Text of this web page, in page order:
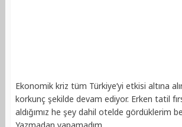
Ekonomik kriz tüm Türkiye’yi etkisi altına
korkunç şekilde devam ediyor. Erken tatil
aldığımız he şey dahil otelde gördüklerim